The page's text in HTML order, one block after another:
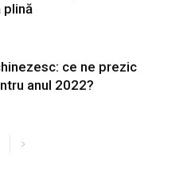
plină
ce ne prezic
anul 2022?